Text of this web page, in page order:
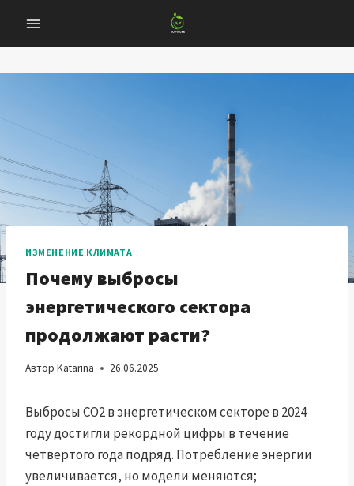
содержанию
ИЗМЕНЕНИЕ КЛИМАТА
Почему выбросы
энергетического сектора
продолжают расти?
Автор Katarina 26.06.2025
Выбросы CO2 в энергетическом секторе в 2024
году достигли рекордной цифры в течение
четвертого года подряд. Потребление энергии
увеличивается, но модели меняются;